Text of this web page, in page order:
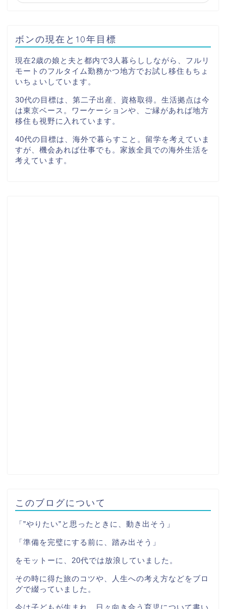
ボンの現在と10年目標
現在2歳の娘と夫と都内で3人暮らししながら、フルリ
モートのフルタイム勤務かつ地方でお試し移住もちょ
いちょいしています。
30代の目標は、第二子出産、資格取得。生活拠点は今
は東京ベース。ワーケーションや、ご縁があれば地方
移住も視野に入れています。
40代の目標は、海外で暮らすこと。留学を考えていま
すが、機会あれば仕事でも。家族全員での海外生活を
考えています。
このブログについて
「”やりたい”と思ったときに、動き出そう」
「準備を完璧にする前に、踏み出そう」
をモットーに、20代では放浪していました。
その時に得た旅のコツや、人生への考え方などをブロ
グで綴っていました。